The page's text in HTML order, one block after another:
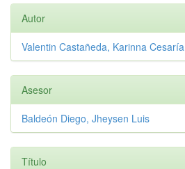
Autor
Valentin Castañeda, Karinna Cesaría
Asesor
Baldeón Diego, Jheysen Luis
Título